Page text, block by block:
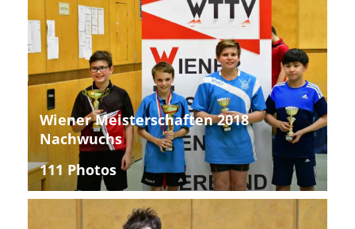
Wiener Meisterschaften 2018
Nachwuchs
111 Photos